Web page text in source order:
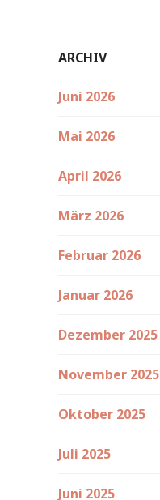
ARCHIV
Juni 2026
Mai 2026
April 2026
März 2026
Februar 2026
Januar 2026
Dezember 2025
November 2025
Oktober 2025
Juli 2025
Juni 2025